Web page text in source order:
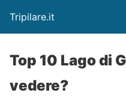
Tripilare.it
Top 10 Lago di
vedere?